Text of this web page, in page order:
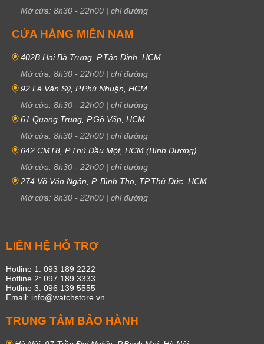
Mở cửa: 8h30 - 22h00 | chỉ đường
CỬA HÀNG MIỀN NAM
402B Hai Bà Trưng, P.Tân Định, HCM
Mở cửa: 8h30 - 22h00 | chỉ đường
92 Lê Văn Sỹ, P.Phú Nhuận, HCM
Mở cửa: 8h30 - 22h00 | chỉ đường
61 Quang Trung, P.Gò Vấp, HCM
Mở cửa: 8h30 - 22h00 | chỉ đường
642 CMT8, P.Thủ Dầu Một, HCM (Bình Dương)
Mở cửa: 8h30 - 22h00 | chỉ đường
274 Võ Văn Ngân, P. Bình Thọ, TP.Thủ Đức, HCM
Mở cửa: 8h30 - 22h00 | chỉ đường
LIÊN HỆ HỖ TRỢ
Hotline 1: 093 189 2222
Hotline 2: 097 189 3333
Hotline 3: 096 139 5555
Email: info@watchstore.vn
TRUNG TÂM BẢO HÀNH